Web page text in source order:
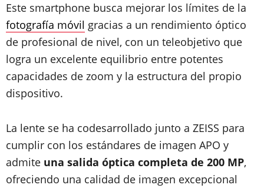
Este smartphone busca mejorar los límites de la
fotografía móvil gracias a un rendimiento óptico
de profesional de nivel, con un teleobjetivo que
logra un excelente equilibrio entre potentes
capacidades de zoom y la estructura del propio
dispositivo.
La lente se ha codesarrollado junto a ZEISS para
cumplir con los estándares de imagen APO y
admite una salida óptica completa de 200 MP,
ofreciendo una calidad de imagen excepcional